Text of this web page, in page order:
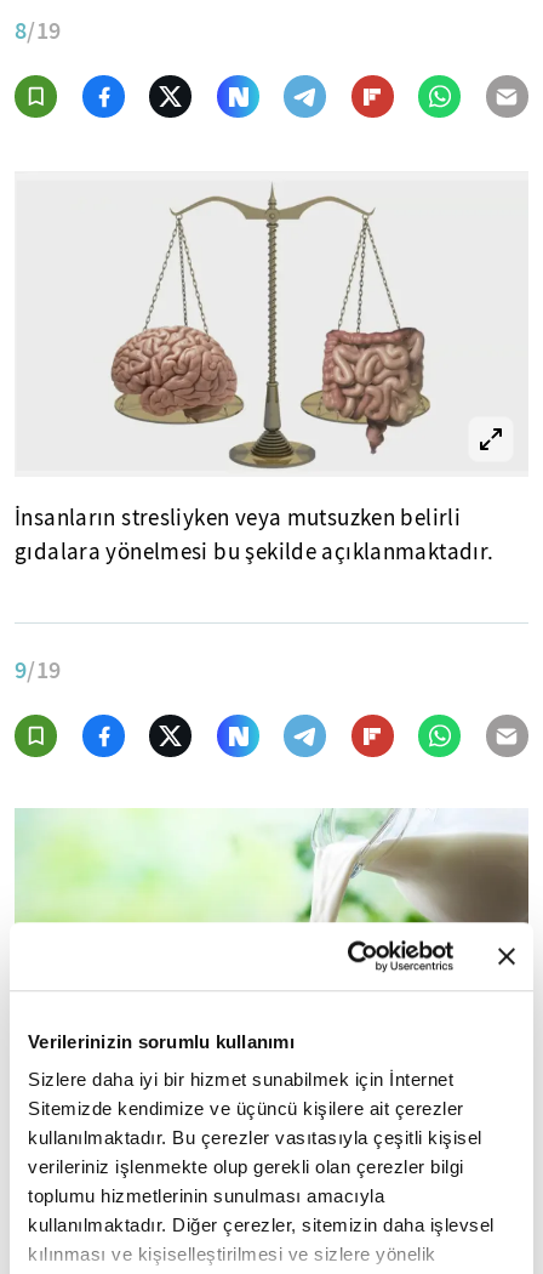
Verilerinizin sorumlu kullanımı
Sizlere daha iyi bir hizmet sunabilmek için İnternet
Sitemizde kendimize ve üçüncü kişilere ait çerezler
kullanılmaktadır. Bu çerezler vasıtasıyla çeşitli kişisel
verileriniz işlenmekte olup gerekli olan çerezler bilgi
toplumu hizmetlerinin sunulması amacıyla
kullanılmaktadır. Diğer çerezler, sitemizin daha işlevsel
kılınması ve kişiselleştirilmesi ve sizlere yönelik
8/19
İnsanların stresliyken veya mutsuzken belirli
gıdalara yönelmesi bu şekilde açıklanmaktadır.
9/19
BAĞIRSAKLARIN PSİKOLOJİ AÇISINDAN ÖNEMİ
Modern şehir yaşamında yüzde 25-30 sıklıkta